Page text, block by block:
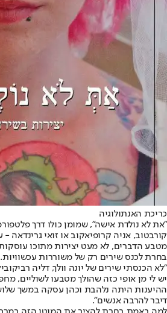
כריכת האנתולוגיה
"את לא נולדת אישה", שמומן כולו דרך
קורבטוב, אניה קרופיאקוב או זואי
מטבע הדברים, לא מעט יצירות מתוכו
בחרת לכנס שירים רק של משוררות
"לא הכנסתי שירים של יונה וולך, דליה
יש לי מן אופי כזה שהולך מטבעו לשוליים,
ההיענות היתה נלהבת וכהן עסקה במשך
דיבר להרבה אנשים".